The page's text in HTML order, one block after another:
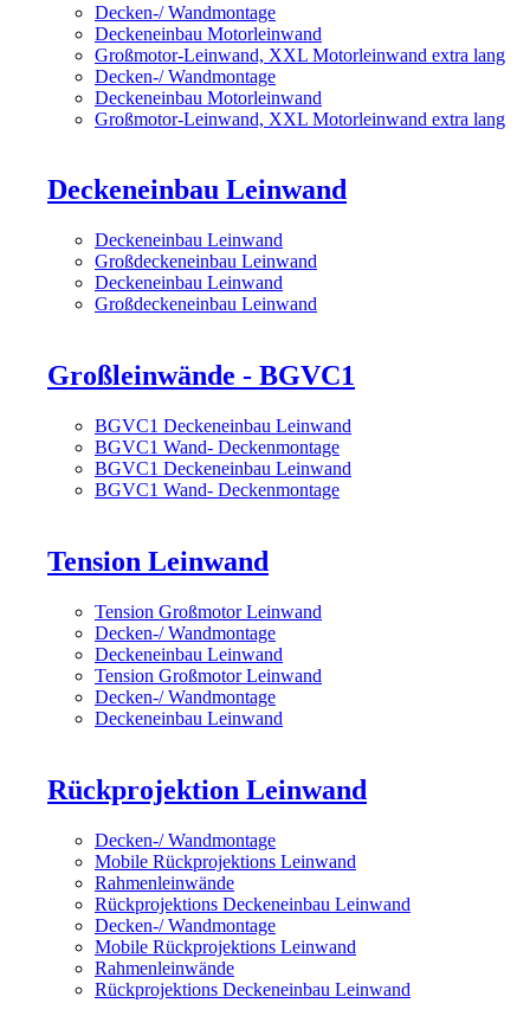
Decken-/ Wandmontage
Deckeneinbau Motorleinwand
Großmotor-Leinwand, XXL Motorleinwand extra lang
Decken-/ Wandmontage
Deckeneinbau Motorleinwand
Großmotor-Leinwand, XXL Motorleinwand extra lang
Deckeneinbau Leinwand
Deckeneinbau Leinwand
Großdeckeneinbau Leinwand
Deckeneinbau Leinwand
Großdeckeneinbau Leinwand
Großleinwände - BGVC1
BGVC1 Deckeneinbau Leinwand
BGVC1 Wand- Deckenmontage
BGVC1 Deckeneinbau Leinwand
BGVC1 Wand- Deckenmontage
Tension Leinwand
Tension Großmotor Leinwand
Decken-/ Wandmontage
Deckeneinbau Leinwand
Tension Großmotor Leinwand
Decken-/ Wandmontage
Deckeneinbau Leinwand
Rückprojektion Leinwand
Decken-/ Wandmontage
Mobile Rückprojektions Leinwand
Rahmenleinwände
Rückprojektions Deckeneinbau Leinwand
Decken-/ Wandmontage
Mobile Rückprojektions Leinwand
Rahmenleinwände
Rückprojektions Deckeneinbau Leinwand